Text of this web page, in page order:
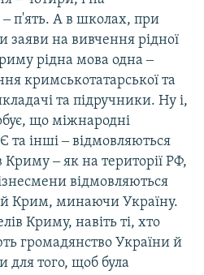
‒ п'ять. А в школах, при
заяви на вивчення рідної
рідна мова одна ‒
кримськотатарської та
та підручники. Ну і,
що міжнародні
та інші ‒ відмовляються
Криму ‒ як на території РФ,
відмовляються
Крим, минаючи Україну.
Криму, навіть ті, хто
громадянство України й
для того, щоб була